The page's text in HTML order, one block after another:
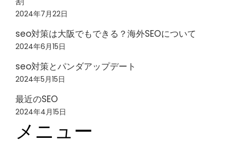
2024年7月22日
seo対策は大阪でもできる？海外SEOについて
2024年6月15日
seo対策とパンダアップデート
2024年5月15日
最近のSEO
2024年4月15日
メニュー